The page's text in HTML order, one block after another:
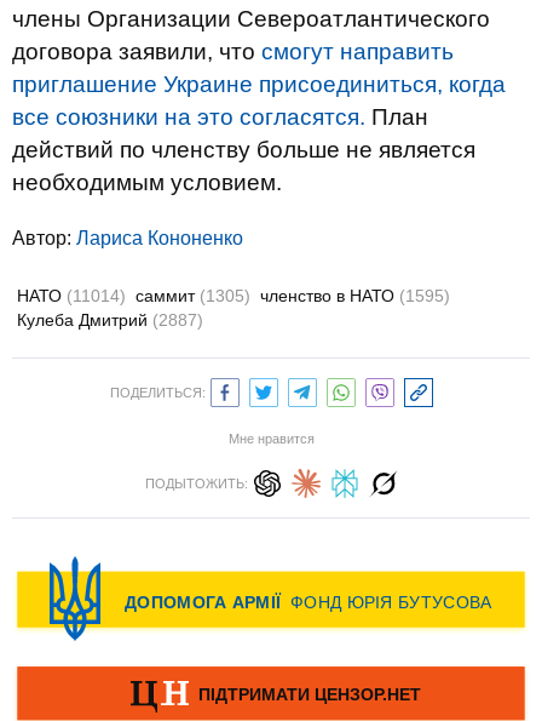
члены Организации Североатлантического
договора заявили, что смогут направить
приглашение Украине присоединиться, когда
все союзники на это согласятся. План
действий по членству больше не является
необходимым условием.
Автор: Лариса Кононенко
НАТО (11014) саммит (1305) членство в НАТО (1595)
Кулеба Дмитрий (2887)
ПОДЕЛИТЬСЯ:
Мне нравится
ПОДЫТОЖИТЬ: